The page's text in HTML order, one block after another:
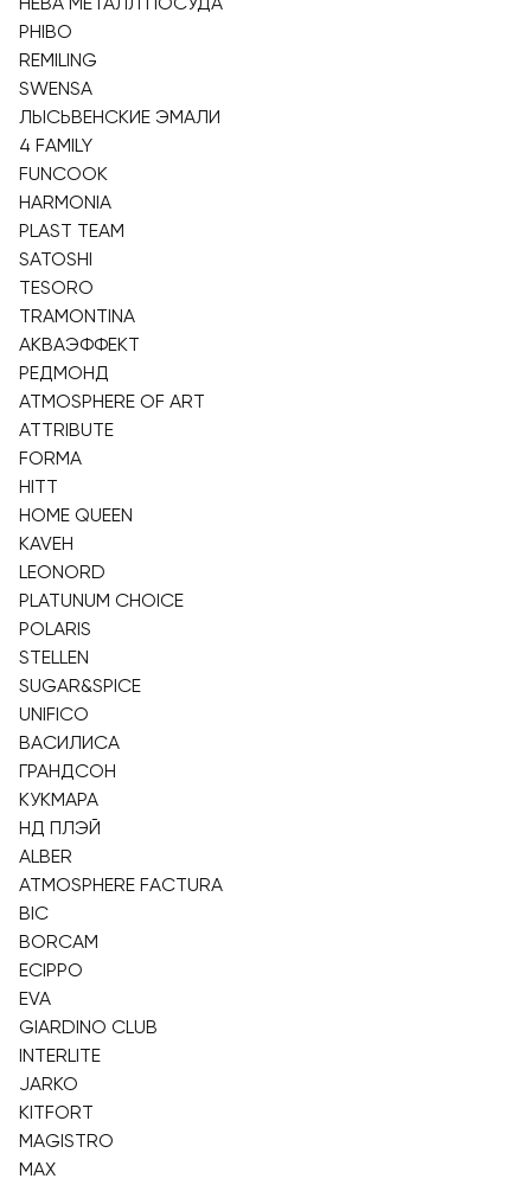
PHIBO
REMILING
SWENSA
ЛЫСЬВЕНСКИЕ ЭМАЛИ
4 FAMILY
FUNCOOK
HARMONIA
PLAST TEAM
SATOSHI
TESORO
TRAMONTINA
АКВАЭФФЕКТ
РЕДМОНД
ATMOSPHERE OF ART
ATTRIBUTE
FORMA
HITT
HOME QUEEN
KAVEH
LEONORD
PLATUNUM CHOICE
POLARIS
STELLEN
SUGAR&SPICE
UNIFICO
ВАСИЛИСА
ГРАНДСОН
КУКМАРА
НД ПЛЭЙ
ALBER
ATMOSPHERE FACTURA
BIC
BORCAM
ECIPPO
EVA
GIARDINO CLUB
INTERLITE
JARKO
KITFORT
MAGISTRO
MAX